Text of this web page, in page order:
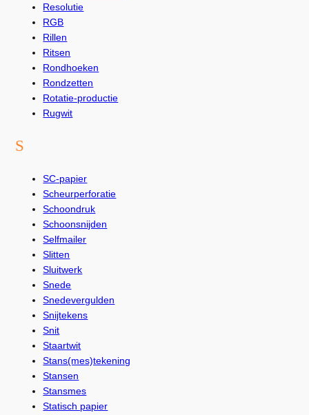
Resolutie
RGB
Rillen
Ritsen
Rondhoeken
Rondzetten
Rotatie-productie
Rugwit
S
SC-papier
Scheurperforatie
Schoondruk
Schoonsnijden
Selfmailer
Slitten
Sluitwerk
Snede
Snedevergulden
Snijtekens
Snit
Staartwit
Stans(mes)tekening
Stansen
Stansmes
Statisch papier